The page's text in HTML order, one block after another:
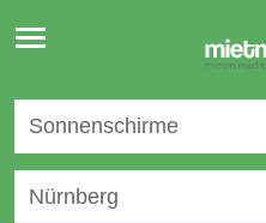
Toggle
navigation